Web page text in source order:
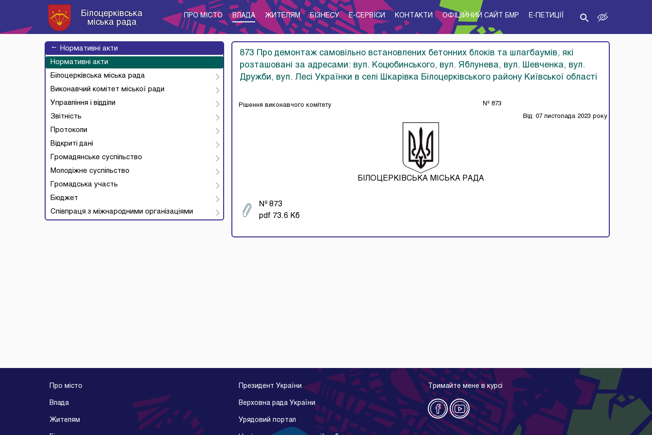
Білоцерківська
міська рада
ПРО МІСТО ВЛАДА ЖИТЕЛЯМ БІЗНЕСУ E-CЕРВІСИ КОНТАКТИ ОФІЦІЙНИЙ САЙТ БМР E-ПЕТИЦІЇ
→
Нормативні акти
Нормативні акти
Білоцерківська міська рада
Виконавчий комітет міської ради
Управління і відділи
Звітність
Протоколи
Відкриті дані
Громадянське суспільство
Молодіжне суспільство
Громадська участь
Бюджет
Співпраця з міжнародними організаціями
873 Про демонтаж самовільно встановлених бетонних блоків та шлагбаумів, які
розташовані за адресами: вул. Коцюбинського, вул. Яблунева, вул. Шевченка, вул.
Дружби, вул. Лесі Українки в селі Шкарівка Білоцерківського району Київської області
Рішення виконавчого комітету № 873
Від: 07 листопада 2023 року
БІЛОЦЕРКІВСЬКА МІСЬКА РАДА
№ 873
pdf 73.6 Кб
Про місто
Влада
Жителям
Президент України
Верховна рада України
Урядовий портал
Тримайте мене в курсі